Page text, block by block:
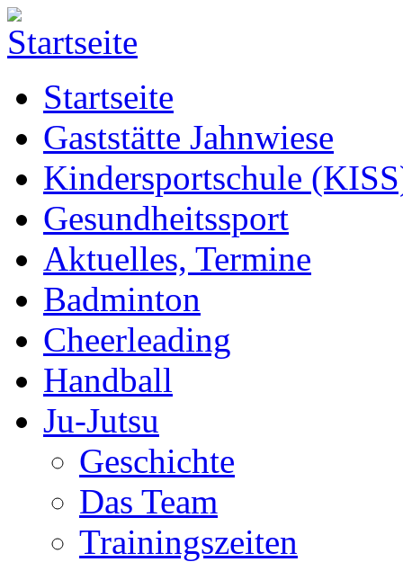
Startseite
Gaststätte Jahnwiese
Kindersportschule
Gesundheitssport
Aktuelles, Termine
Badminton
Cheerleading
Handball
Ju-Jutsu
Geschichte
Das Team
Trainingszeiten